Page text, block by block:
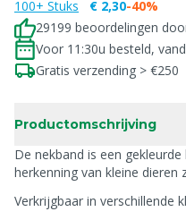
100+ Stuks
€ 2,30-40%
29199 beoordelingen
Voor 11:30u besteld,
Gratis verzending > €250
Productomschrijving
De nekband is een
herkenning van kleine dieren
Verkrijgbaar in verschillende